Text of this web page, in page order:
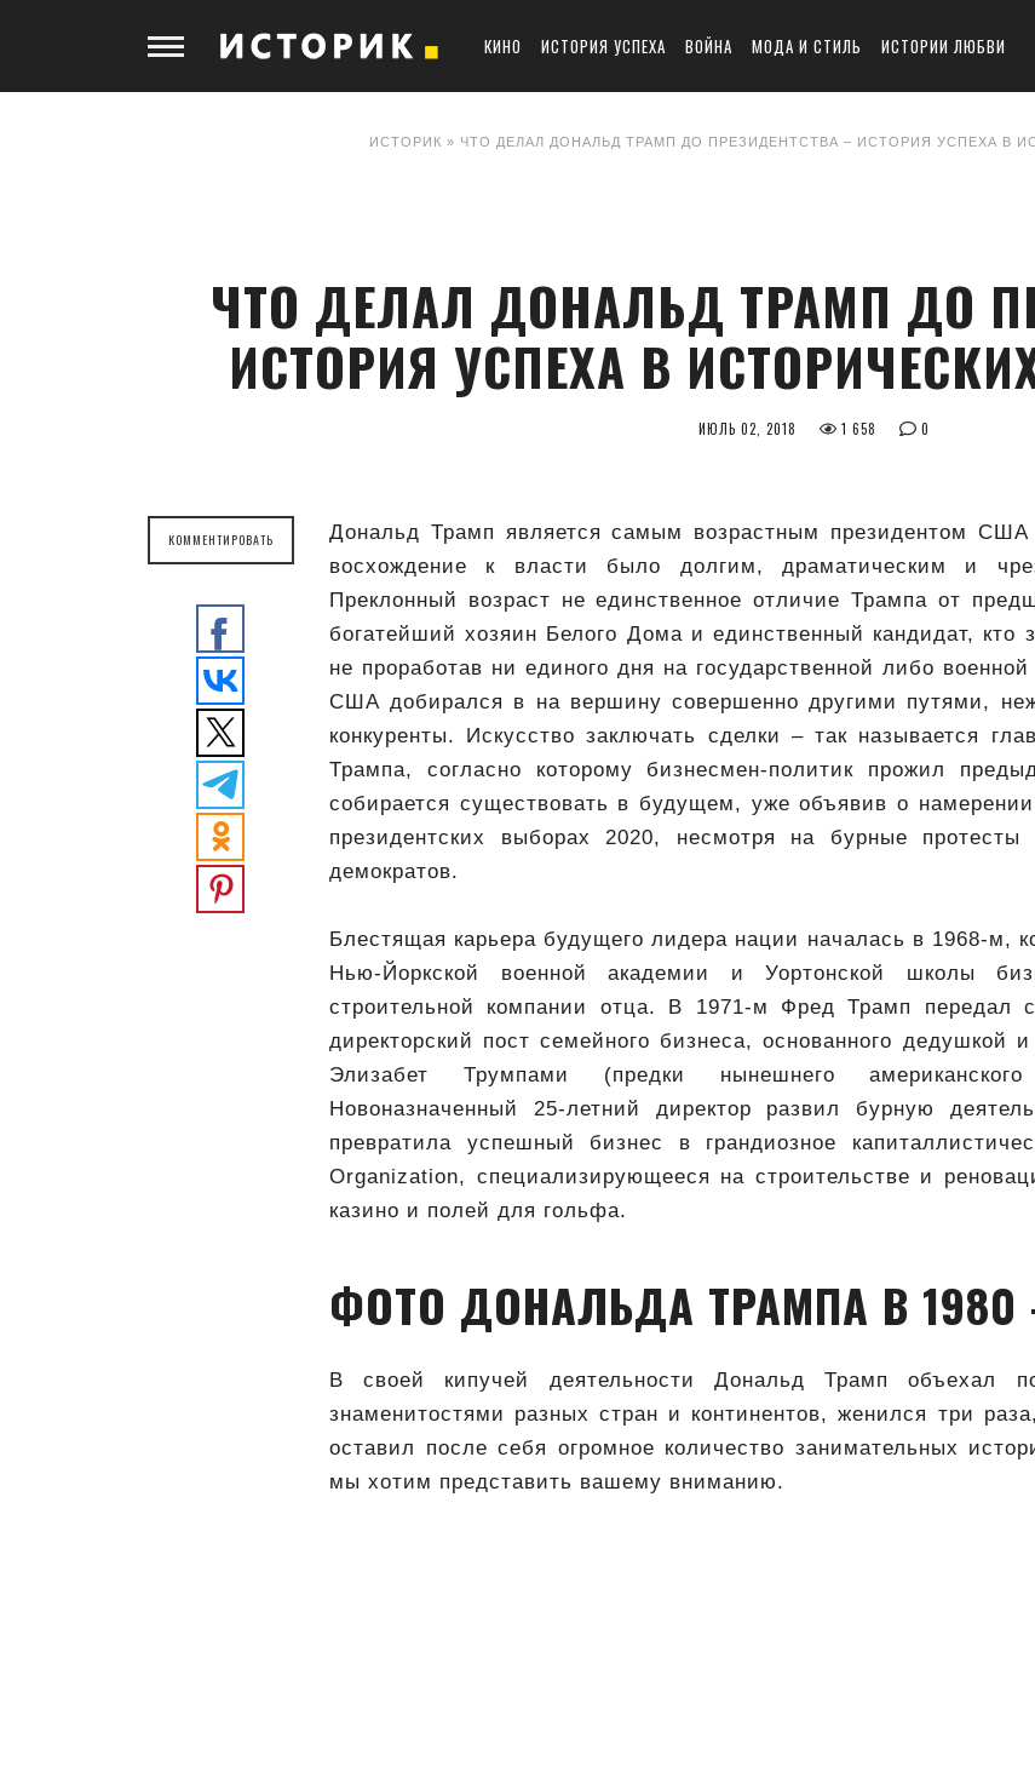
КИНО ИСТОРИЯ УСПЕХА ВОЙНА МОДА И СТИЛЬ ИСТОРИИ ЛЮБВИ
ИСТОРИК » ЧТО ДЕЛАЛ ДОНАЛЬД ТРАМП ДО ПРЕЗИДЕНТСТВА – ИСТОРИЯ УСПЕХА В
ЧТО ДЕЛАЛ ДОНАЛЬД ТРАМП ДО
ИСТОРИЯ УСПЕХА В
ИЮЛЬ 02, 2018 1 658 0
Дональд Трамп является самым возрастным президентом США
восхождение к власти было долгим, драматическим и
Преклонный возраст не единственное отличие Трампа от
богатейший хозяин Белого Дома и единственный кандидат, кто
не проработав ни единого дня на государственной либо
США добирался в на вершину совершенно другими путями,
конкуренты. Искусство заключать сделки – так называется
Трампа, согласно которому бизнесмен-политик прожил
собирается существовать в будущем, уже объявив о
президентских выборах 2020, несмотря на бурные протесты
демократов.
Блестящая карьера будущего лидера нации началась в 1968-м,
Нью-Йоркской военной академии и Уортонской школы
строительной компании отца. В 1971-м Фред Трамп передал
директорский пост семейного бизнеса, основанного
Элизабет Трумпами (предки нынешнего
Новоназначенный 25-летний директор развил бурную
превратила успешный бизнес в грандиозное
Organization, специализирующееся на строительстве и
казино и полей для гольфа.
ФОТО ДОНАЛЬДА ТРАМПА В 1980
В своей кипучей деятельности Дональд Трамп объехал
знаменитостями разных стран и континентов, женился три
оставил после себя огромное количество занимательных
мы хотим представить вашему вниманию.
КОММЕНТИРОВАТЬ